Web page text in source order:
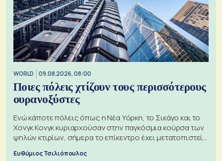
WORLD 09.08.2026, 08:00
Ποιες πόλεις χτίζουν τους περισσότερους
ουρανοξύστες
Ενώ κάποτε πόλεις όπως η Νέα Υόρκη, το Σικάγο και το
Χονγκ Κονγκ κυριαρχούσαν στην παγκόσμια κούρσα των
ψηλών κτιρίων, σήμερα το επίκεντρο έχει μετατοπιστεί
Ευθύμιος Τσιλιόπουλος